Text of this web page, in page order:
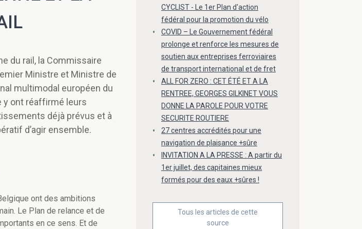
du rail, la Commissaire
Ministre et Ministre de
multimodal européen du
y ont réaffirmé leurs
déjà prévus et à
d’agir ensemble.
ont des ambitions
Le Plan de relance et de
en ce sens. Et de
CYCLIST - Le 1er Plan d'action
fédéral pour la promotion du vélo
COVID – Le Gouvernement fédéral
prolonge et renforce les mesures de
soutien aux entreprises ferroviaires
de transport international et de fret
ALL FOR ZERO : CET ÉTÉ ET A LA
RENTREE, GEORGES GILKINET VOUS
DONNE LA PAROLE POUR VOTRE
SECURITE ROUTIERE
27 centres accrédités pour une
navigation de plaisance +sûre
INVITATION A LA PRESSE : A partir du
1er juillet, des capitaines mieux
formés pour des eaux +sûres !
Tous les articles de cette
source